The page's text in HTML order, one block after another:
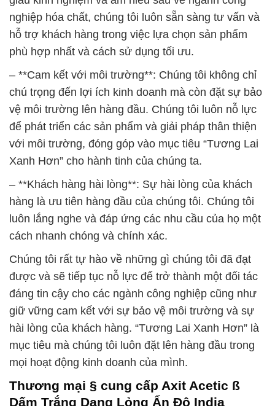
nghiệp hóa chất, chúng tôi luôn sẵn sàng tư vấn và
hỗ trợ khách hàng trong việc lựa chọn sản phẩm
phù hợp nhất và cách sử dụng tối ưu.
– **Cam kết với môi trường**: Chúng tôi không chỉ
chú trọng đến lợi ích kinh doanh mà còn đặt sự bảo
vệ môi trường lên hàng đầu. Chúng tôi luôn nỗ lực
để phát triển các sản phẩm và giải pháp thân thiện
với môi trường, đóng góp vào mục tiêu “Tương Lai
Xanh Hơn” cho hành tinh của chúng ta.
– **Khách hàng hài lòng**: Sự hài lòng của khách
hàng là ưu tiên hàng đầu của chúng tôi. Chúng tôi
luôn lắng nghe và đáp ứng các nhu cầu của họ một
cách nhanh chóng và chính xác.
Chúng tôi rất tự hào về những gì chúng tôi đã đạt
được và sẽ tiếp tục nỗ lực để trở thành một đối tác
đáng tin cậy cho các ngành công nghiệp cũng như
giữ vững cam kết với sự bảo vệ môi trường và sự
hài lòng của khách hàng. “Tương Lai Xanh Hơn” là
mục tiêu mà chúng tôi luôn đặt lên hàng đầu trong
mọi hoạt động kinh doanh của mình.
Thương mại § cung cấp Axit Acetic ß
Dấm Trắng Dạng Lỏng Ấn Độ India